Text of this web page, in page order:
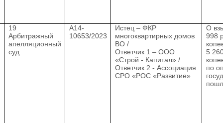
19
Арбитражный
апелляционный
суд
А14-
10653/2023
Истец – ФКР
многоквартирных домов
ВО /
Ответчик 1 – ООО
«Строй - Капитал» /
Ответчик 2 - Ассоциация
СРО «РОС «Развитие»
О
998
5
по